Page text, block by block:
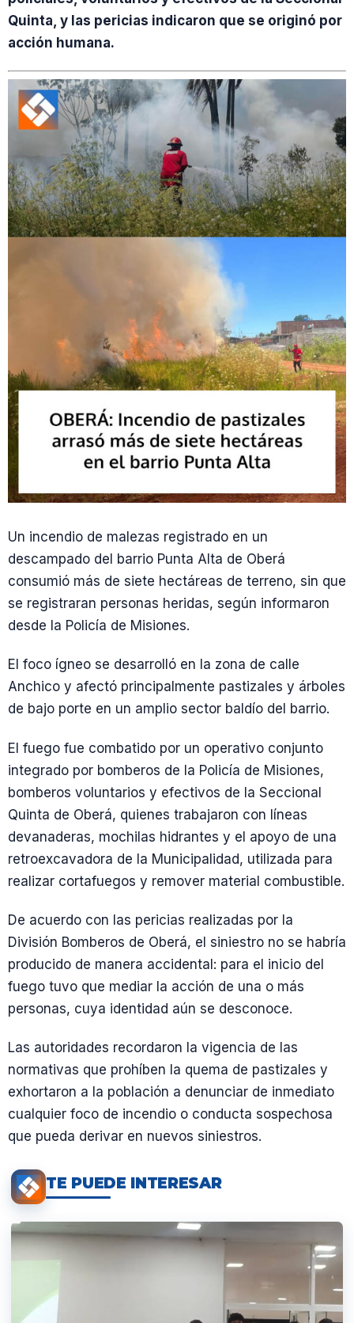
Quinta, y las pericias indicaron que se originó por
acción humana.
Un incendio de malezas registrado en un
descampado del barrio Punta Alta de Oberá
consumió más de siete hectáreas de terreno, sin que
se registraran personas heridas, según informaron
desde la Policía de Misiones.
El foco ígneo se desarrolló en la zona de calle
Anchico y afectó principalmente pastizales y árboles
de bajo porte en un amplio sector baldío del barrio.
El fuego fue combatido por un operativo conjunto
integrado por bomberos de la Policía de Misiones,
bomberos voluntarios y efectivos de la Seccional
Quinta de Oberá, quienes trabajaron con líneas
devanaderas, mochilas hidrantes y el apoyo de una
retroexcavadora de la Municipalidad, utilizada para
realizar cortafuegos y remover material combustible.
De acuerdo con las pericias realizadas por la
División Bomberos de Oberá, el siniestro no se habría
producido de manera accidental: para el inicio del
fuego tuvo que mediar la acción de una o más
personas, cuya identidad aún se desconoce.
Las autoridades recordaron la vigencia de las
normativas que prohíben la quema de pastizales y
exhortaron a la población a denunciar de inmediato
cualquier foco de incendio o conducta sospechosa
que pueda derivar en nuevos siniestros.
TE PUEDE INTERESAR